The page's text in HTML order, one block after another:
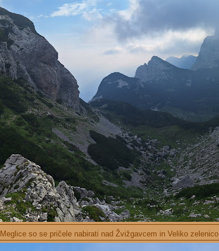
Meglice so se pričele nabirati nad Žvižgavcem in Veliko zelenico.